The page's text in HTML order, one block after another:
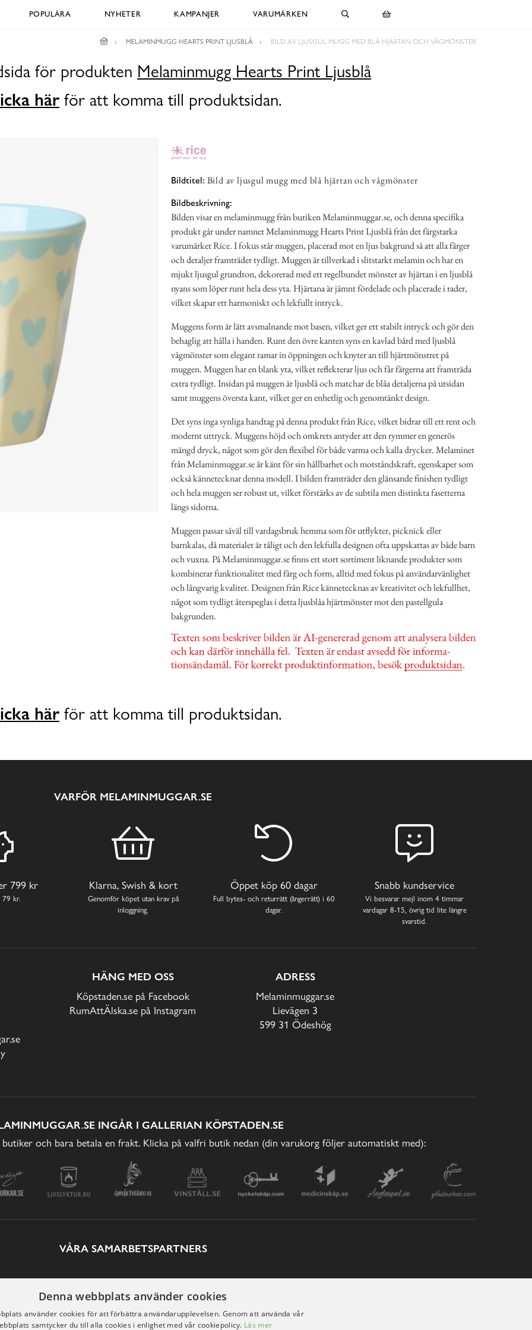
POPULÄRA NYHETER KAMPANJER VARUMÄRKEN
MELAMINMUGG HEARTS PRINT LJUSBLÅ BILD AV LJUSGUL MUGG MED BLÅ HJÄRTAN OCH VÅGMÖNSTER
för produkten Melaminmugg Hearts Print Ljusblå
här för att komma till produktsidan.
Bildtitel: Bild av ljusgul mugg med blå hjärtan och vågmönster
Bildbeskrivning:
Bilden visar en melaminmugg från butiken Melaminmuggar.se, och denna specifika
produkt går under namnet Melaminmugg Hearts Print Ljusblå från det färgstarka
varumärket Rice. I fokus står muggen, placerad mot en ljus bakgrund så att alla färger
och detaljer framträder tydligt. Muggen är tillverkad i slitstarkt melamin och har en
mjukt ljusgul grundton, dekorerad med ett regelbundet mönster av hjärtan i en ljusblå
nyans som löper runt hela dess yta. Hjärtana är jämnt fördelade och placerade i rader,
vilket skapar ett harmoniskt och lekfullt intryck.
Muggens form är lätt avsmalnande mot basen, vilket ger ett stabilt intryck och gör den
behaglig att hålla i handen. Runt den övre kanten syns en kavlad bård med ljusblå
vågmönster som elegant ramar in öppningen och knyter an till hjärtmönstret på
muggen. Muggen har en blank yta, vilket reflekterar ljus och får färgerna att framträda
extra tydligt. Insidan på muggen är ljusblå och matchar de blåa detaljerna på utsidan
samt muggens översta kant, vilket ger en enhetlig och genomtänkt design.
Det syns inga synliga handtag på denna produkt från Rice, vilket bidrar till ett rent och
modernt uttryck. Muggens höjd och omkrets antyder att den rymmer en generös
mängd dryck, något som gör den flexibel för både varma och kalla drycker. Melaminet
från Melaminmuggar.se är känt för sin hållbarhet och motståndskraft, egenskaper som
också kännetecknar denna modell. I bilden framträder den glänsande finishen tydligt
och hela muggen ser robust ut, vilket förstärks av de subtila men distinkta fasetterna
längs sidorna.
Muggen passar såväl till vardagsbruk hemma som för utflykter, picknick eller
barnkalas, då materialet är tåligt och den lekfulla designen ofta uppskattas av både barn
och vuxna. På Melaminmuggar.se finns ett stort sortiment liknande produkter som
kombinerar funktionalitet med färg och form, alltid med fokus på användarvänlighet
och långvarig kvalitet. Designen från Rice kännetecknas av kreativitet och lekfullhet,
något som tydligt återspeglas i detta ljusblåa hjärtmönster mot den pastellgula
bakgrunden.
här för att komma till produktsidan.
VARFÖR MELAMINMUGGAR.SE
799 kr
79 kr.
Klarna, Swish & kort
Genomför köpet utan krav på
inloggning.
Öppet köp 60 dagar
Full bytes- och returrätt (ångerrätt) i 60
dagar.
Snabb kundservice
Vi besvarar mejl inom 4 timmar
vardagar 8-15, övrig tid lite längre
svarstid.
HÄNG MED OSS
Köpstaden.se på Facebook
RumAttÄlska.se på Instagram
ADRESS
Melaminmuggar.se
Lievägen 3
599 31 Ödeshög
INGÅR I GALLERIAN KÖPSTADEN.SE
och bara betala en frakt. Klicka på valfri butik nedan (din varukorg följer automatiskt med):
VÅRA SAMARBETSPARTNERS
Denna webbplats använder cookies
använder cookies för att förbättra användarupplevelsen. Genom att använda vår
samtycker du till alla cookies i enlighet med vår cookiepolicy. Läs mer